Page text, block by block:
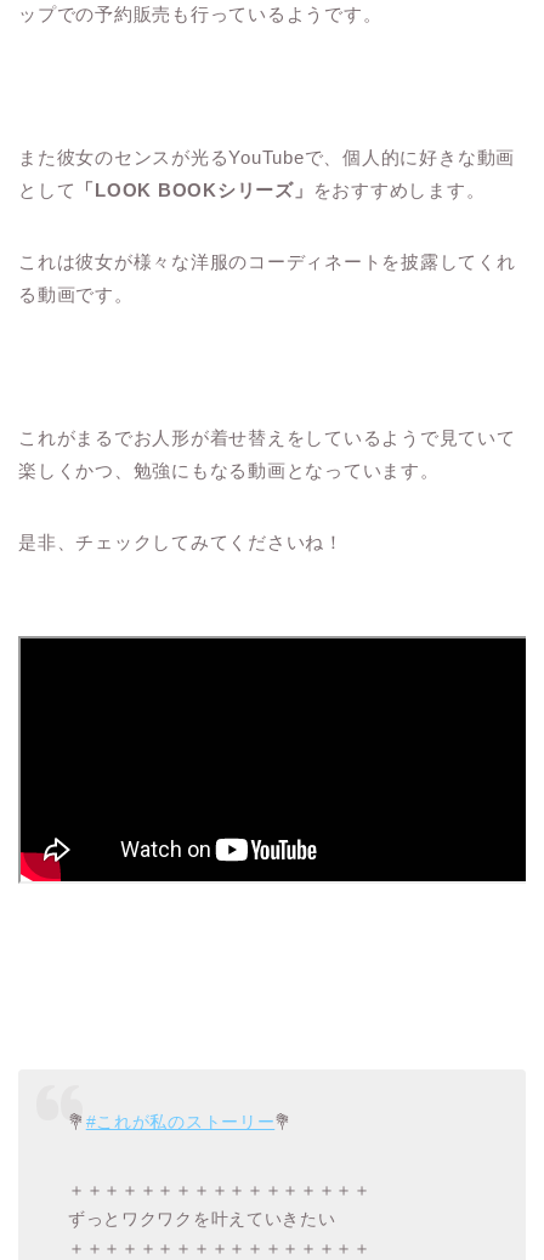
ップでの予約販売も行っているようです。
また彼女のセンスが光るYouTubeで、個人的に好きな動画
として
「LOOK BOOKシリーズ」 をおすすめします。
これは彼女が様々な洋服のコーディネートを披露してくれ
る動画です。
これがまるでお人形が着せ替えをしているようで見ていて
楽しくかつ、勉強にもなる動画となっています。
是非、チェックしてみてくださいね！
💐 #これが私のストーリー💐
＋＋＋＋＋＋＋＋＋＋＋＋＋＋＋＋＋
ずっとワクワクを叶えていきたい
＋＋＋＋＋＋＋＋＋＋＋＋＋＋＋＋＋